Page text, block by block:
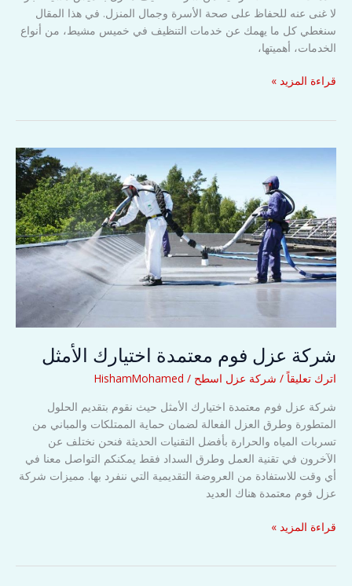
لا غنى عنه للحفاظ على صحة الأسرة وجمال المنزل. في هذا المقال
سنغطي كل ما يهمك عن خدمات التنظيف في خميس مشيط، من أنواع
الخدمات، أهميتها،
شركة
مشيط
قراءة المزيد »
شركة عزل فوم معتمدة اختيارك الأمثل
اترك تعليقاً / شركة عزل اسطح /
HishamMohamed
شركة عزل فوم معتمدة اختيارك الأمثل حيث نقوم بتقديم الحلول
المتطورة وطرق العزل الفعالة لضمان حماية الممتلكات والمباني من
تسربات المياه والحرارة بأفضل التقنيات الحديثة فنحن نختلف عن
الآخرون في تقنية العمل وطرق السداد فقط يمكنكم التواصل معنا في
أي وقت للاستفادة من العروضة التقديمية التي ننفرد بها. مميزات شركة
عزل فوم معتمدة هناك العديد
شركة
قراءة المزيد »